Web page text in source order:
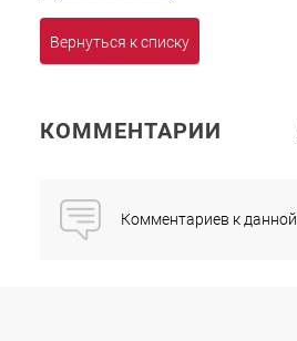
Вернуться к списку
КОММЕНТАРИИ
Комментариев к